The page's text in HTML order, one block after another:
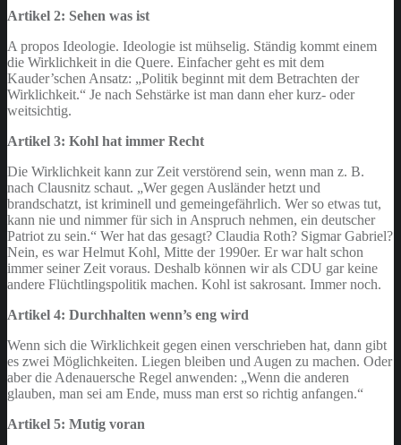
Artikel 2: Sehen was ist
A propos Ideologie. Ideologie ist mühselig. Ständig kommt einem
die Wirklichkeit in die Quere. Einfacher geht es mit dem
Kauder’schen Ansatz: „Politik beginnt mit dem Betrachten der
Wirklichkeit.“ Je nach Sehstärke ist man dann eher kurz- oder
weitsichtig.
Artikel 3: Kohl hat immer Recht
Die Wirklichkeit kann zur Zeit verstörend sein, wenn man z. B.
nach Clausnitz schaut. „Wer gegen Ausländer hetzt und
brandschatzt, ist kriminell und gemeingefährlich. Wer so etwas tut,
kann nie und nimmer für sich in Anspruch nehmen, ein deutscher
Patriot zu sein.“ Wer hat das gesagt? Claudia Roth? Sigmar Gabriel?
Nein, es war Helmut Kohl, Mitte der 1990er. Er war halt schon
immer seiner Zeit voraus. Deshalb können wir als CDU gar keine
andere Flüchtlingspolitik machen. Kohl ist sakrosant. Immer noch.
Artikel 4: Durchhalten wenn’s eng wird
Wenn sich die Wirklichkeit gegen einen verschrieben hat, dann gibt
es zwei Möglichkeiten. Liegen bleiben und Augen zu machen. Oder
aber die Adenauersche Regel anwenden: „Wenn die anderen
glauben, man sei am Ende, muss man erst so richtig anfangen.“
Artikel 5: Mutig voran